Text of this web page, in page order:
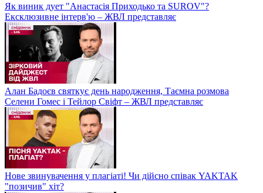
Як виник дует "Анастасія Приходько та SUROV"?
Ексклюзивне інтерв'ю – ЖВЛ представляє
Алан Бадоєв святкує день народження, Таємна розмова
Селени Гомес і Тейлор Свіфт – ЖВЛ представляє
Нове звинувачення у плагіаті! Чи дійсно співак YAKTAK
"позичив" хіт?